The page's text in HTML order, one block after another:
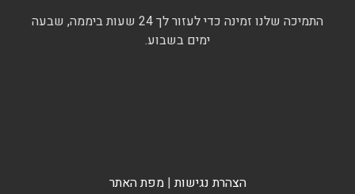
התמיכה שלנו זמינה כדי לעזור לך 24 שעות ביממה, שבעה
ימים בשבוע.
הצהרת נגישות|מפת האתר